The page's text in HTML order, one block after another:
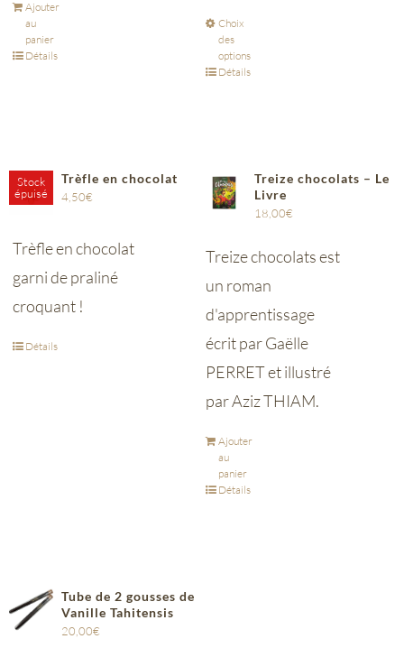
Ajouter
au
panier
Détails
Choix
des
options
Détails
Stock
épuisé
Trèfle en chocolat
4,50€
Trèfle en chocolat
garni de praliné
croquant !
Détails
Treize chocolats – Le
Livre
18,00€
Treize chocolats est
un roman
d'apprentissage
écrit par Gaëlle
PERRET et illustré
par Aziz THIAM.
Ajouter
au
panier
Détails
Tube de 2 gousses de
Vanille Tahitensis
20,00€